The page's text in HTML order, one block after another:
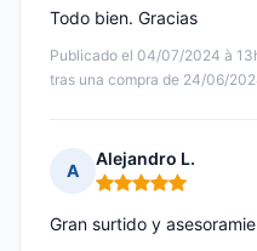
Publicado el 04/07/2024 à
tras una compra de 24/06/
Todo bien. Gracias
A
Alejandro L.
Nota: 5 de 5
Gran surtido y